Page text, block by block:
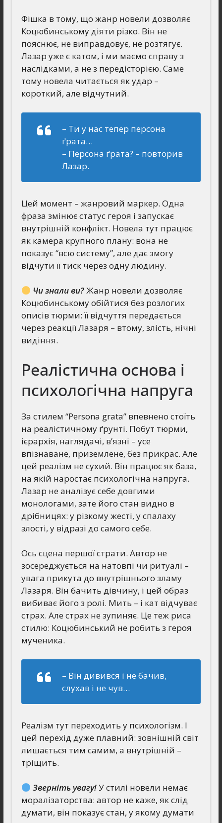
Фішка в тому, що жанр новели дозволяє
Коцюбинському діяти різко. Він не
пояснює, не виправдовує, не розтягує.
Лазар уже є катом, і ми маємо справу з
наслідками, а не з передісторією. Саме
тому новела читається як удар –
короткий, але відчутний.
– Ти у нас тепер персона
ґрата…
– Персона ґрата? – повторив
Лазар.
Цей момент – жанровий маркер. Одна
фраза змінює статус героя і запускає
внутрішній конфлікт. Новела тут працює
як камера крупного плану: вона не
показує “всю систему”, але дає змогу
відчути її тиск через одну людину.
Чи знали ви?Жанр новели дозволяє
Коцюбинському обійтися без розлогих
описів тюрми: її відчуття передається
через реакції Лазаря – втому, злість, нічні
видіння.
Реалістична основа і
психологічна напруга
За стилем “Persona grata” впевнено стоїть
на реалістичному ґрунті. Побут тюрми,
ієрархія, наглядачі, в’язні – усе
впізнаване, приземлене, без прикрас. Але
цей реалізм не сухий. Він працює як база,
на якій наростає психологічна напруга.
Лазар не аналізує себе довгими
монологами, зате його стан видно в
дрібницях: у різкому жесті, у спалаху
злості, у відразі до самого себе.
Ось сцена першої страти. Автор не
зосереджується на натовпі чи ритуалі –
увага прикута до внутрішнього зламу
Лазаря. Він бачить дівчину, і цей образ
вибиває його з ролі. Мить – і кат відчуває
страх. Але страх не зупиняє. Це теж риса
стилю: Коцюбинський не робить з героя
мученика.
– Він дивився і не бачив,
слухав і не чув…
Реалізм тут переходить у психологізм. І
цей перехід дуже плавний: зовнішній світ
лишається тим самим, а внутрішній –
тріщить.
Зверніть увагу!У стилі новели немає
моралізаторства: автор не каже, як слід
думати, він показує стан, у якому думати